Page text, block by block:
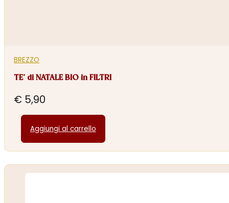
BREZZO
TE’ di NATALE BIO in FILTRI
€ 5,90
Aggiungi al carrello